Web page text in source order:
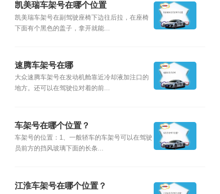
凯美瑞车架号在哪个位置
凯美瑞车架号在副驾驶座椅下边往后拉，在座椅
下面有个黑色的盖子，拿开就能...
速腾车架号在哪
大众速腾车架号在发动机舱靠近冷却液加注口的
地方。还可以在驾驶位对着的前...
车架号在哪个位置？
车架号的位置：1、一般轿车的车架号可以在驾驶
员前方的挡风玻璃下面的长条...
江淮车架号在哪个位置？